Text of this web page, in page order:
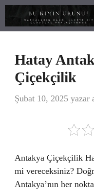
İçeriğe
Hatay
Çiçekçilik
Şubat 10, 2025 yazar
Antakya Çiçekçilik
mi vereceksiniz?
Antakya’nın her